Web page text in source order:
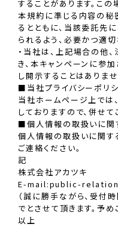
することがあります。こ
本規約に準じる内容の秘
るとともに、当該委託先
られるよう、必要かつ適
・当社は、上記場合の他
き、本キャンペーンに参
し開示することはありませ
■当社プライバシーポリ
当社ホームページ上では
しておりますので、併せて
■個人情報の取扱いに関
個人情報の取扱いに関す
ご連絡ください。
記
株式会社アカツキ
E-mail:public-
（誠に勝手ながら、受付
でとさせて頂きます。予め
以上